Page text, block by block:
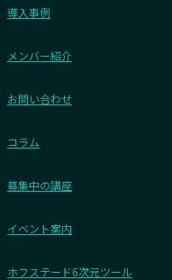
導入事例
メンバー紹介
お問い合わせ
コラム
募集中の講座
イベント案内
ホフステード6次元ツール